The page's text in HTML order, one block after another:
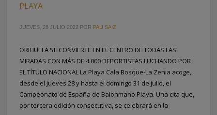
PLAYA
JUEVES, 28 JULIO 2022 POR PAU SAIZ
ORIHUELA SE CONVIERTE EN EL CENTRO DE TODAS LAS
MIRADAS CON MÁS DE 4.000 DEPORTISTAS LUCHANDO POR
EL TÍTULO NACIONAL La Playa Cala Bosque-La Zenia acoge,
desde el jueves 28 y hasta el domingo 31 de julio, el
Campeonato de España de Balonmano Playa. Una cita que,
por tercera edición consecutiva, se celebrará en la